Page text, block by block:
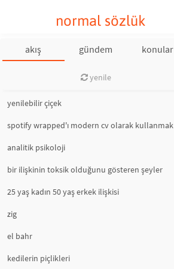
normal sözlük
akış gündem konular
yenile
yenilebilir çiçek
spotify wrapped'ı modern cv olarak kullanmak
analitik psikoloji
bir ilişkinin toksik olduğunu gösteren şeyler
25 yaş kadın 50 yaş erkek ilişkisi
zig
el bahr
kedilerin piçlikleri